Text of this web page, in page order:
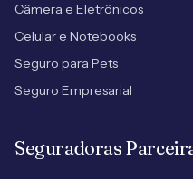
Câmera e Eletrônicos
Celular e Notebooks
Seguro para Pets
Seguro Empresarial
Seguradoras